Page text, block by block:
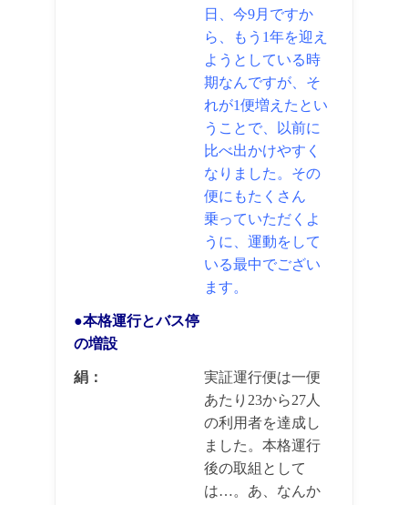
日、今9月ですか
ら、もう1年を迎え
ようとしている時
期なんですが、そ
れが1便増えたとい
うことで、以前に
比べ出かけやすく
なりました。その
便にもたくさん
乗っていただくよ
うに、運動をして
いる最中でござい
ます。
●本格運行とバス停
の増設
絹：
実証運行便は一便
あたり23から27人
の利用者を達成し
ました。本格運行
後の取組として
は…。あ、なんか